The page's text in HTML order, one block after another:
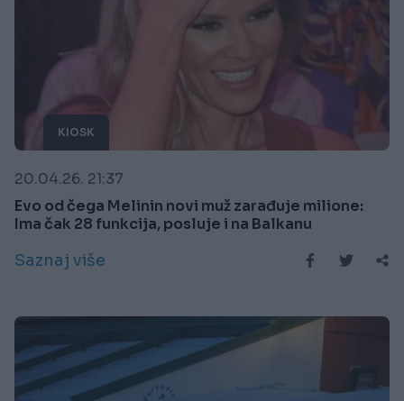
KIOSK
20.04.26. 21:37
Evo od čega Melinin novi muž zarađuje milione:
Ima čak 28 funkcija, posluje i na Balkanu
Saznaj više